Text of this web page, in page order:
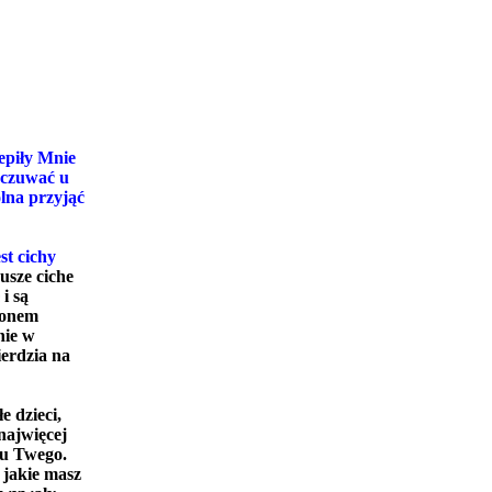
Mnie
u
przyjąć
cichy
ciche
są
w
na
dzieci,
Twego.
masz